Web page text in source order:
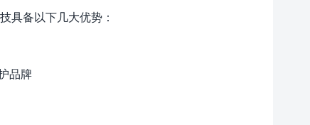
具备以下几大优势：
品牌